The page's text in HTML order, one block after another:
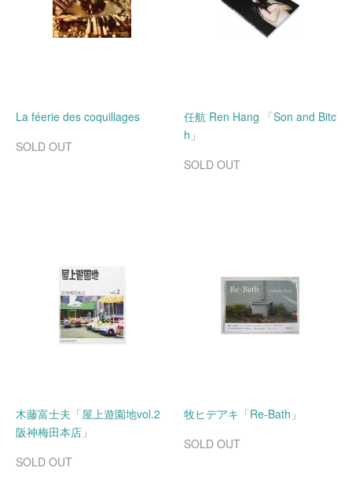
La féerie des coquillages
SOLD OUT
任航 Ren Hang 「Son and Bitc
h」
SOLD OUT
木藤富士夫「屋上遊園地vol.2
阪神梅田本店」
SOLD OUT
牧ヒデアキ「Re-Bath」
SOLD OUT